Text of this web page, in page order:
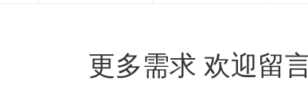
更多需求 欢迎留